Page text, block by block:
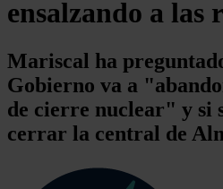
ensalzando a las
Mariscal ha
Gobierno va a
de cierre nuclear" y si
cerrar la central de